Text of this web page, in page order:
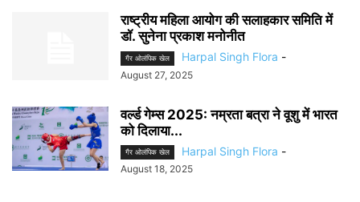
राष्ट्रीय महिला आयोग की सलाहकार समिति में
डॉ. सुनेना प्रकाश मनोनीत
गैर ओलंपिक खेल Harpal Singh Flora -
August 27, 2025
वर्ल्ड गेम्स 2025: नम्रता बत्रा ने वूशु में भारत
को दिलाया...
गैर ओलंपिक खेल Harpal Singh Flora -
August 18, 2025